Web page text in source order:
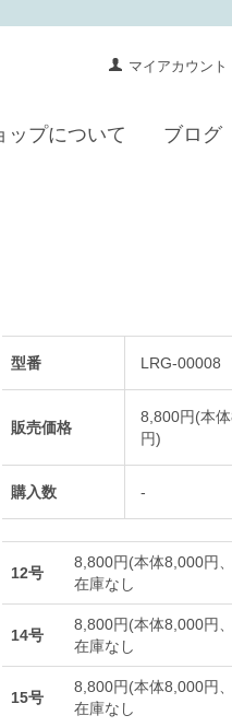
マイアカウント
ップについて ブログ
型番 LRG-00008
販売価格
8,800円(本
円)
購入数 -
12号
8,800円(本体8,000円
在庫なし
14号
8,800円(本体8,000円
在庫なし
15号
8,800円(本体8,000円
在庫なし